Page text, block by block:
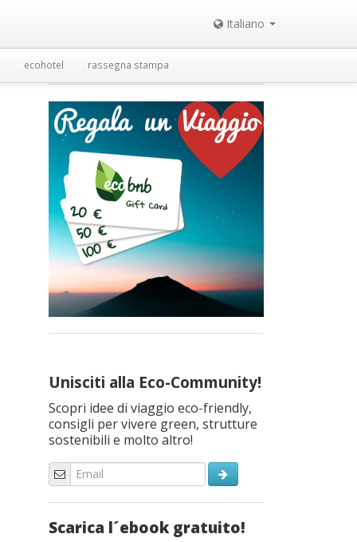
Italiano
ecohotel rassegna stampa
Unisciti alla Eco-Community!
Scopri idee di viaggio eco-friendly,
consigli per vivere green, strutture
sostenibili e molto altro!
Scarica l´ebook gratuito!